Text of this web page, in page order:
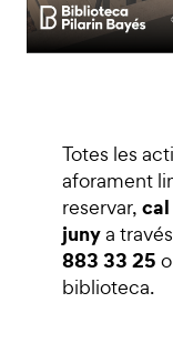
Totes les
aforament
reservar, cal
junya
883 33 25
biblioteca.